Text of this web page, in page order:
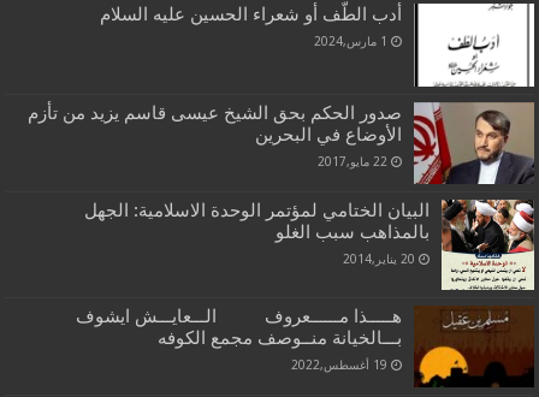
أدب الطّف أو شعراء الحسين عليه السلام
1 مارس,2024
صدور الحكم بحق الشيخ عيسى قاسم يزيد من تأزم
الأوضاع في البحرين
22 مايو,2017
البيان الختامي لمؤتمر الوحدة الاسلامية: الجهل
بالمذاهب سبب الغلو
20 يناير,2014
هـــــذا مــــــعروف الـــعايـــش ايشوف
بـــالخيانة منــوصف مجمع الكوفه
19 أغسطس,2022